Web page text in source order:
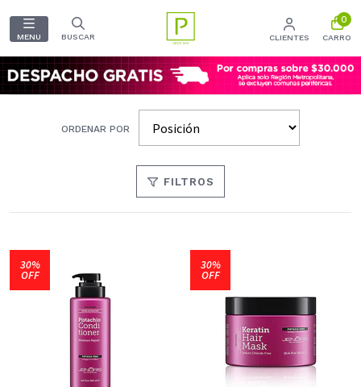
MENU BUSCAR CLIENTES
0
CARRO
ORDENAR POR
FILTROS
30%
OFF
30%
OFF